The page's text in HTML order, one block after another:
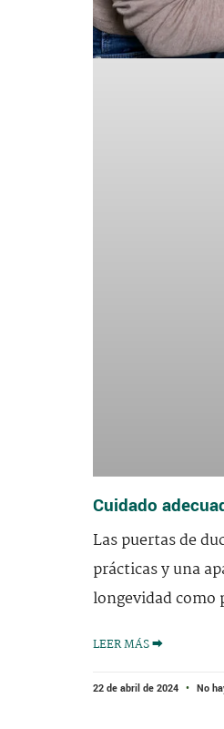
Cuidado
Las puertas de
prácticas y una
longevidad como
LEER MÁS ⮕
22 de abril de 2024 No